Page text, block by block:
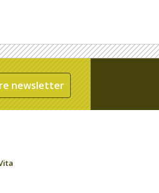
newsletter